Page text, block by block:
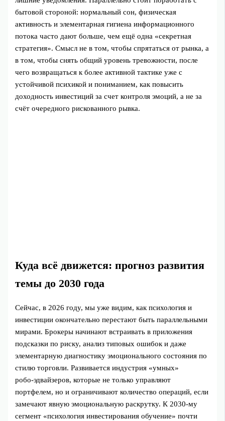
бытовой стороной: нормальный сон, физическая
активность и элементарная гигиена информационного
потока часто дают больше, чем ещё одна «секретная
стратегия». Смысл не в том, чтобы спрятаться от рынка, а
в том, чтобы снять общий уровень тревожности, после
чего возвращаться к более активной тактике уже с
устойчивой психикой и пониманием, как повысить
доходность инвестиций за счет контроля эмоций, а не за
счёт очередного рискованного рывка.
Куда всё движется: прогноз развития
темы до 2030 года
Сейчас, в 2026 году, мы уже видим, как психология и
инвестиции окончательно перестают быть параллельными
мирами. Брокеры начинают встраивать в приложения
подсказки по риску, анализ типовых ошибок и даже
элементарную диагностику эмоционального состояния по
стилю торговли. Развивается индустрия «умных»
робо‑эдвайзеров, которые не только управляют
портфелем, но и ограничивают количество операций, если
замечают явную эмоциональную раскрутку. К 2030‑му
сегмент «психология инвестирования обучение» почти